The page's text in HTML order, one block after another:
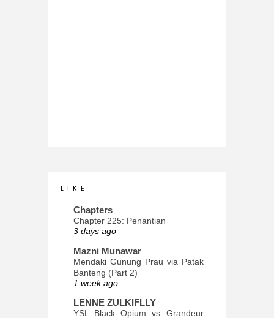
L I K E
Chapters
Chapter 225: Penantian
3 days ago
Mazni Munawar
Mendaki Gunung Prau via Patak
Banteng (Part 2)
1 week ago
LENNE ZULKIFLLY
YSL Black Opium vs Grandeur